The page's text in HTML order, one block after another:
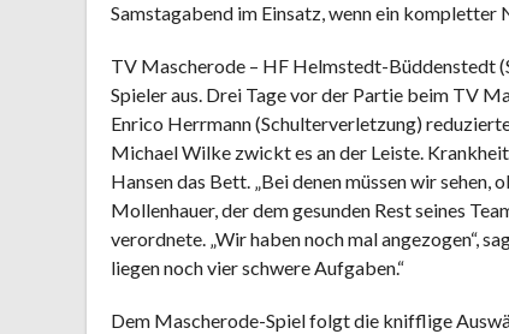
Samstagabend im Einsatz, wenn ein
TV Mascherode – HF Helmstedt-Büddenstedt
Spieler aus. Drei Tage vor der Partie beim TV
Enrico Herrmann (Schulterverletzung)
Michael Wilke zwickt es an der Leiste.
Hansen das Bett. „Bei denen müssen wir
Mollenhauer, der dem gesunden Rest seines
verordnete. „Wir haben noch mal angezogen“,
liegen noch vier schwere Aufgaben.“
Dem Mascherode-Spiel folgt die knifflige